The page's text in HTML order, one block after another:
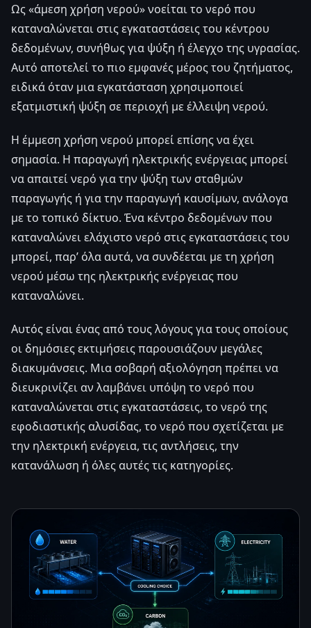
Ως «άμεση χρήση νερού» νοείται το νερό που
καταναλώνεται στις εγκαταστάσεις του κέντρου
δεδομένων, συνήθως για ψύξη ή έλεγχο της υγρασίας.
Αυτό αποτελεί το πιο εμφανές μέρος του ζητήματος,
ειδικά όταν μια εγκατάσταση χρησιμοποιεί
εξατμιστική ψύξη σε περιοχή με έλλειψη νερού.
Η έμμεση χρήση νερού μπορεί επίσης να έχει
σημασία. Η παραγωγή ηλεκτρικής ενέργειας μπορεί
να απαιτεί νερό για την ψύξη των σταθμών
παραγωγής ή για την παραγωγή καυσίμων, ανάλογα
με το τοπικό δίκτυο. Ένα κέντρο δεδομένων που
καταναλώνει ελάχιστο νερό στις εγκαταστάσεις του
μπορεί, παρ’ όλα αυτά, να συνδέεται με τη χρήση
νερού μέσω της ηλεκτρικής ενέργειας που
καταναλώνει.
Αυτός είναι ένας από τους λόγους για τους οποίους
οι δημόσιες εκτιμήσεις παρουσιάζουν μεγάλες
διακυμάνσεις. Μια σοβαρή αξιολόγηση πρέπει να
διευκρινίζει αν λαμβάνει υπόψη το νερό που
καταναλώνεται στις εγκαταστάσεις, το νερό της
εφοδιαστικής αλυσίδας, το νερό που σχετίζεται με
την ηλεκτρική ενέργεια, τις αντλήσεις, την
κατανάλωση ή όλες αυτές τις κατηγορίες.